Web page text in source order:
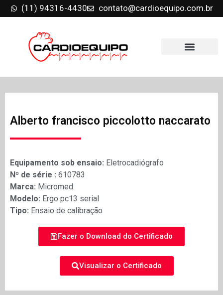
(11) 94316-4430 contato@cardioequipo.com.br
Alberto francisco piccolotto naccarato
Equipamento sob ensaio: Eletrocadiógrafo
Nº de série : 610783
Marca: Micromed
Modelo: Ergo pc13 serial
Tipo: Ensaio de calibração
Fazer o Download do Certificado
Visualizar o Certificado